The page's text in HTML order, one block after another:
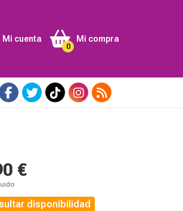
Mi cuenta Mi compra
0
€
disponibilidad